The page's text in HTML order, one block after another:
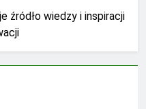
źródło wiedzy i inspiracji